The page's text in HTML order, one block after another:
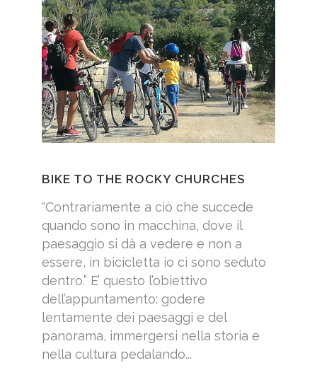
BIKE TO THE ROCKY CHURCHES
“Contrariamente a ciò che succede
quando sono in macchina, dove il
paesaggio si dà a vedere e non a
essere, in bicicletta io ci sono seduto
dentro.” E’ questo l’obiettivo
dell’appuntamento: godere
lentamente dei paesaggi e del
panorama, immergersi nella storia e
nella cultura pedalando...